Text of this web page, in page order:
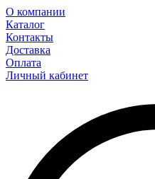
О компании
Каталог
Контакты
Доставка
Оплата
Личный кабинет